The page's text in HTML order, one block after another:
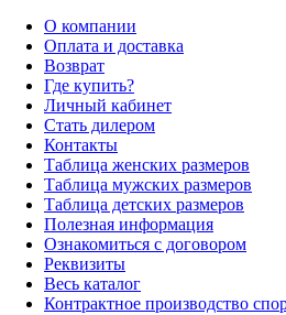
О компании
Оплата и доставка
Возврат
Где купить?
Личный кабинет
Стать дилером
Контакты
Таблица женских размеров
Таблица мужских размеров
Таблица детских размеров
Полезная информация
Ознакомиться с договором
Реквизиты
Весь каталог
Контрактное производство